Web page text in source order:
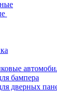
бампера
дверных